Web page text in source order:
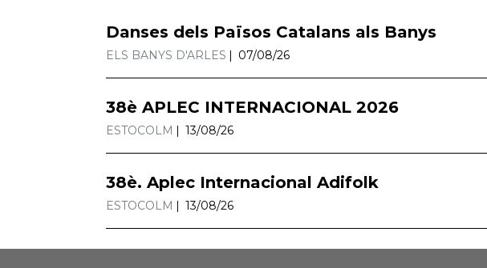
Danses dels Països Catalans als Banys
ELS BANYS D'ARLES 07/08/26
38è APLEC INTERNACIONAL 2026
ESTOCOLM 13/08/26
38è. Aplec Internacional Adifolk
ESTOCOLM 13/08/26